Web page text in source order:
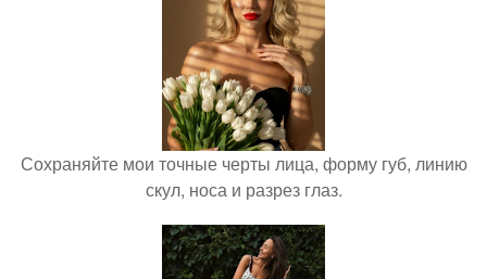
Сохраняйте мои точные черты лица, форму губ, линию
скул, носа и разрез глаз.